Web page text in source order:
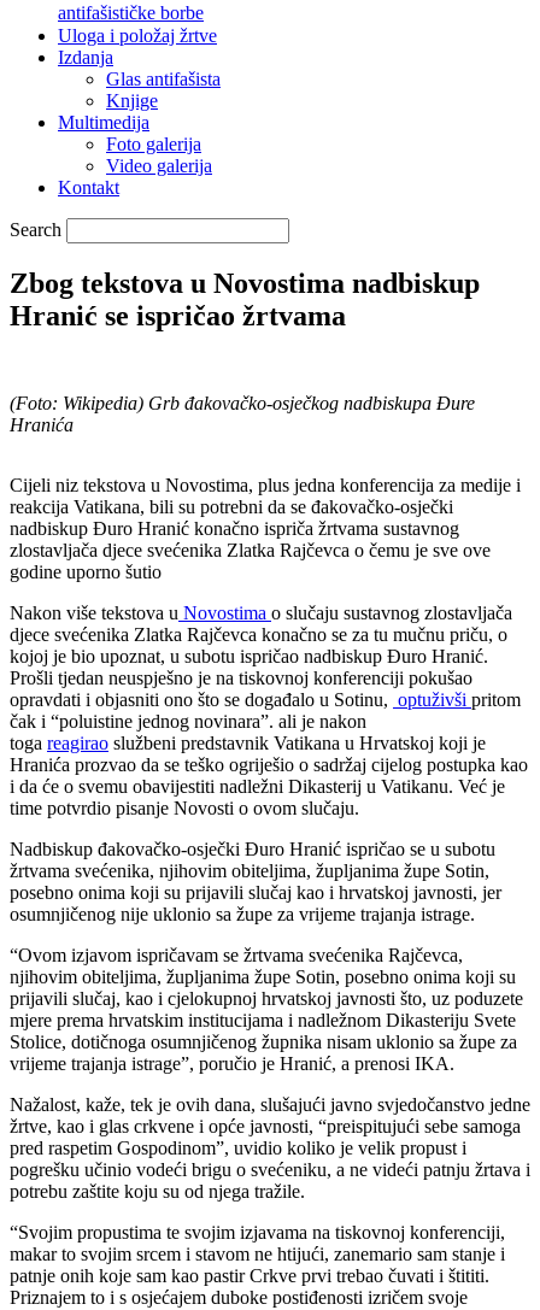
antifašističke borbe
Uloga i položaj žrtve
Izdanja
Glas antifašista
Knjige
Multimedija
Foto galerija
Video galerija
Kontakt
Search
Zbog tekstova u Novostima nadbiskup
Hranić se ispričao žrtvama
(Foto: Wikipedia) Grb đakovačko-osječkog nadbiskupa Đure
Hranića
Cijeli niz tekstova u Novostima, plus jedna konferencija za medije i
reakcija Vatikana, bili su potrebni da se đakovačko-osječki
nadbiskup Đuro Hranić konačno ispriča žrtvama sustavnog
zlostavljača djece svećenika Zlatka Rajčevca o čemu je sve ove
godine uporno šutio
Nakon više tekstova u Novostima o slučaju sustavnog zlostavljača
djece svećenika Zlatka Rajčevca konačno se za tu mučnu priču, o
kojoj je bio upoznat, u subotu ispričao nadbiskup Đuro Hranić.
Prošli tjedan neuspješno je na tiskovnoj konferenciji pokušao
opravdati i objasniti ono što se događalo u Sotinu, optuživši pritom
čak i “poluistine jednog novinara”. ali je nakon
toga reagirao službeni predstavnik Vatikana u Hrvatskoj koji je
Hranića prozvao da se teško ogriješio o sadržaj cijelog postupka kao
i da će o svemu obavijestiti nadležni Dikasterij u Vatikanu. Već je
time potvrdio pisanje Novosti o ovom slučaju.
Nadbiskup đakovačko-osječki Đuro Hranić ispričao se u subotu
žrtvama svećenika, njihovim obiteljima, župljanima župe Sotin,
posebno onima koji su prijavili slučaj kao i hrvatskoj javnosti, jer
osumnjičenog nije uklonio sa župe za vrijeme trajanja istrage.
“Ovom izjavom ispričavam se žrtvama svećenika Rajčevca,
njihovim obiteljima, župljanima župe Sotin, posebno onima koji su
prijavili slučaj, kao i cjelokupnoj hrvatskoj javnosti što, uz poduzete
mjere prema hrvatskim institucijama i nadležnom Dikasteriju Svete
Stolice, dotičnoga osumnjičenog župnika nisam uklonio sa župe za
vrijeme trajanja istrage”, poručio je Hranić, a prenosi IKA.
Nažalost, kaže, tek je ovih dana, slušajući javno svjedočanstvo jedne
žrtve, kao i glas crkvene i opće javnosti, “preispitujući sebe samoga
pred raspetim Gospodinom”, uvidio koliko je velik propust i
pogrešku učinio vodeći brigu o svećeniku, a ne videći patnju žrtava i
potrebu zaštite koju su od njega tražile.
“Svojim propustima te svojim izjavama na tiskovnoj konferenciji,
makar to svojim srcem i stavom ne htijući, zanemario sam stanje i
patnje onih koje sam kao pastir Crkve prvi trebao čuvati i štititi.
Priznajem to i s osjećajem duboke postiđenosti izričem svoje